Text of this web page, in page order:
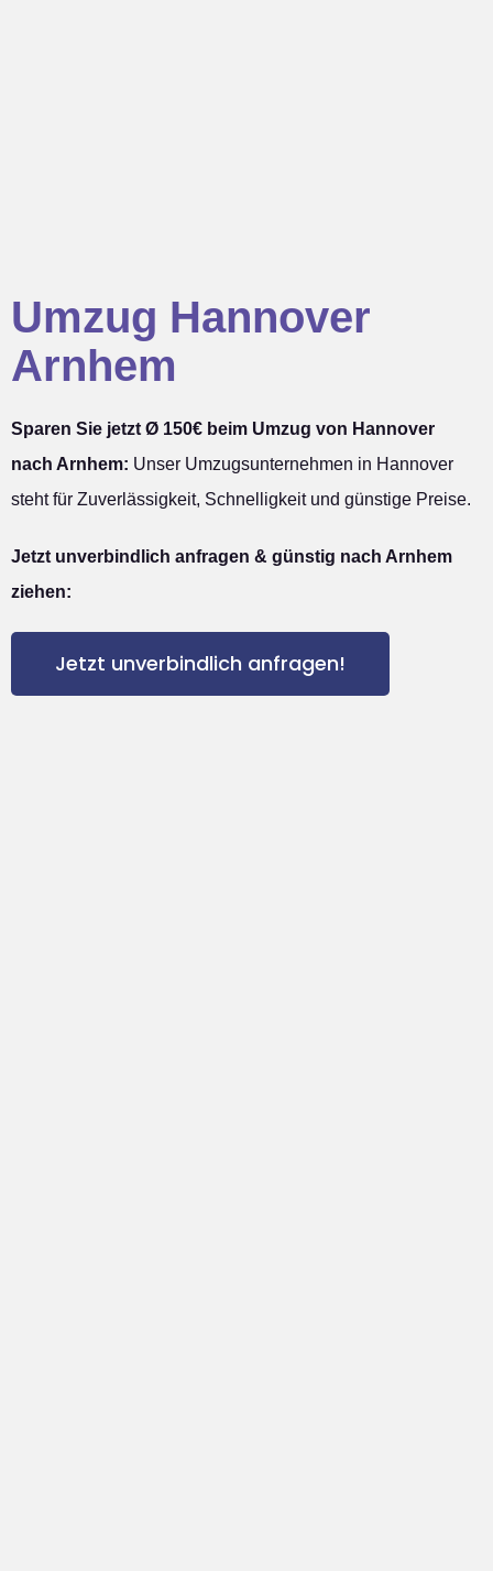
Umzug Hannover
Arnhem
Sparen Sie jetzt Ø 150€ beim Umzug von Hannover
nach Arnhem: Unser Umzugsunternehmen in Hannover
steht für Zuverlässigkeit, Schnelligkeit und günstige Preise.
Jetzt unverbindlich anfragen & günstig nach Arnhem
ziehen:
Jetzt unverbindlich anfragen!